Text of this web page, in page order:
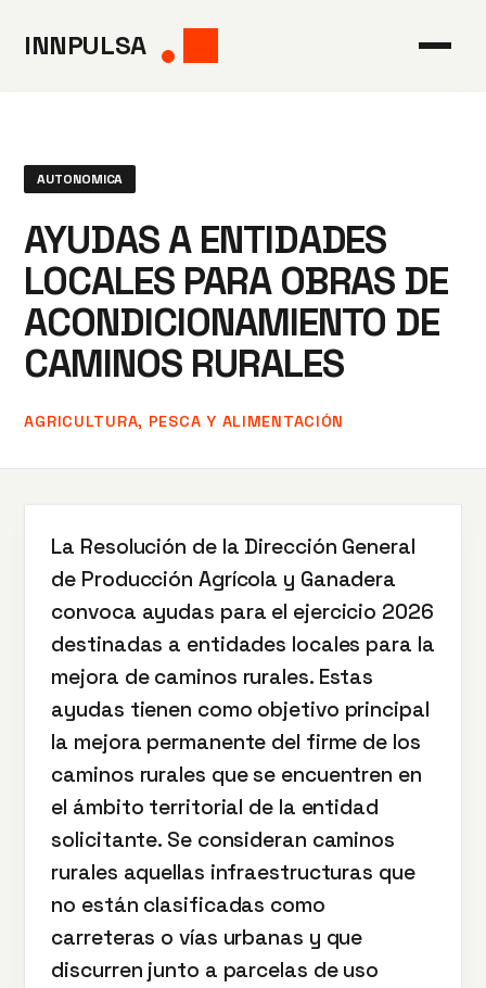
INNPULSA
AUTONOMICA
AYUDAS A ENTIDADES
LOCALES PARA OBRAS DE
ACONDICIONAMIENTO DE
CAMINOS RURALES
AGRICULTURA, PESCA Y ALIMENTACIÓN
La Resolución de la Dirección General
de Producción Agrícola y Ganadera
convoca ayudas para el ejercicio 2026
destinadas a entidades locales para la
mejora de caminos rurales. Estas
ayudas tienen como objetivo principal
la mejora permanente del firme de los
caminos rurales que se encuentren en
el ámbito territorial de la entidad
solicitante. Se consideran caminos
rurales aquellas infraestructuras que
no están clasificadas como
carreteras o vías urbanas y que
discurren junto a parcelas de uso